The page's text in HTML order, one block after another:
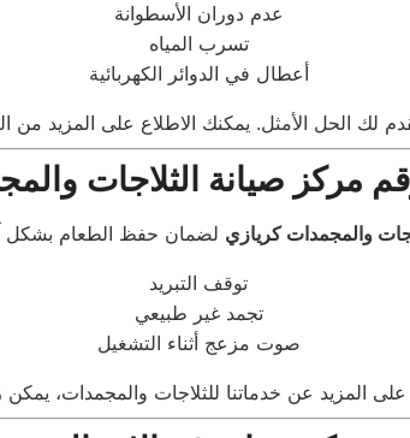
عدم دوران الأسطوانة
تسرب المياه
أعطال في الدوائر الكهربائية
مركز صيانة الثلاجات
والمجمدات كريازي
توقف التبريد
تجمد غير طبيعي
صوت مزعج أثناء التشغيل